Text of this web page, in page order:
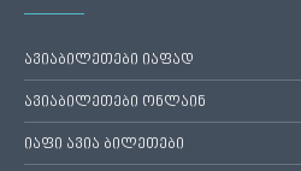
ავიაბილეთები იაფად
ავიაბილეთები ონლაინ
იაფი ავია ბილეთები